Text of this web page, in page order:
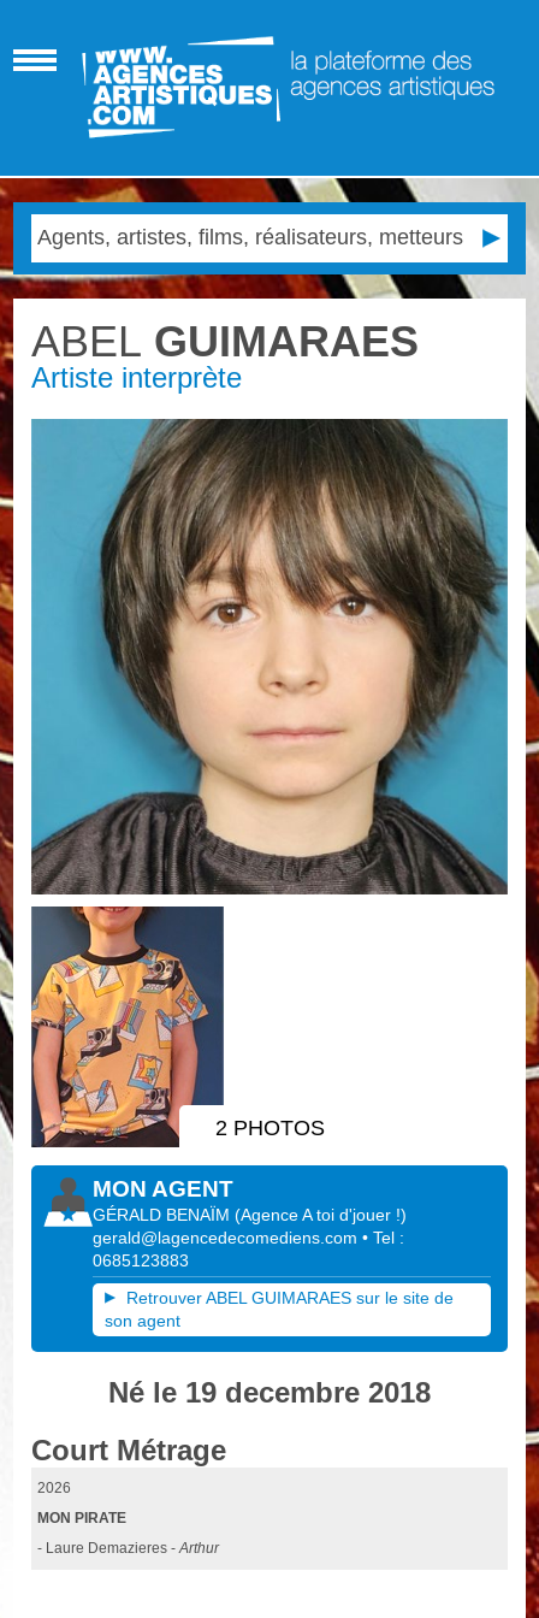
ABEL GUIMARAES
Artiste interprète
2 PHOTOS
MON AGENT
GÉRALD BENAÏM (Agence A toi d'jouer !)
gerald@lagencedecomediens.com • Tel :
0685123883
Retrouver ABEL GUIMARAES sur le site de
son agent
Né le 19 decembre 2018
Court Métrage
2026
MON PIRATE
- Laure Demazieres -Arthur